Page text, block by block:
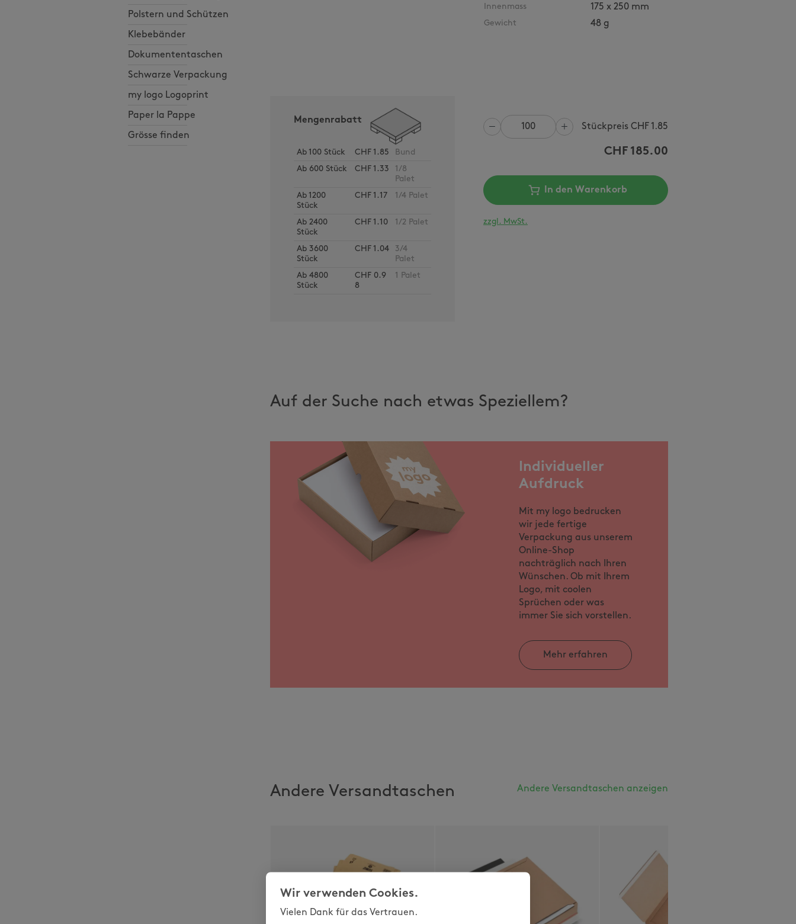
Polstern und Schützen
Klebebänder
Dokumententaschen
Schwarze Verpackung
my logo Logoprint
Paper la Pappe
Grösse finden
Innenmass 175 x 250 mm
Gewicht 48 g
Mengenrabatt
Ab 100 Stück CHF 1.85
Bund
Ab 600 Stück CHF 1.33
1/8
Palet
Ab 1200
Stück
CHF 1.17 1/4 Palet
Ab 2400
Stück
CHF 1.10 1/2 Palet
Ab 3600
Stück
CHF 1.04
3/4
Palet
Ab 4800
Stück
CHF 0.9
8
1 Palet
Anzahl Stückpreis CHF 1.85
CHF 185.00
In den Warenkorb
zzgl. MwSt.
Auf der Suche nach etwas Speziellem?
Individueller
Aufdruck
Mit my logo bedrucken
wir jede fertige
Verpackung aus unserem
Online-Shop
nachträglich nach Ihren
Wünschen. Ob mit Ihrem
Logo, mit coolen
Sprüchen oder was
immer Sie sich vorstellen.
Mehr erfahren
Andere Versandtaschen Andere Versandtaschen anzeigen
Wir verwenden Cookies.
Vielen Dank für das Vertrauen.